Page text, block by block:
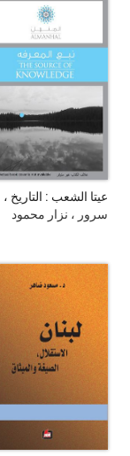
عيتا الشعب : التاريخ ،
المقاومة و الانتصار
سرور ، نزار محمود